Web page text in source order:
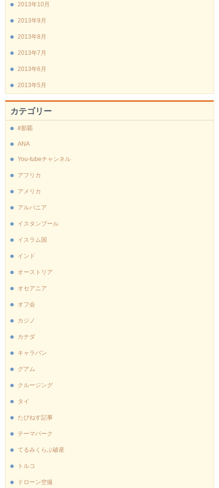
2013年10月
2013年9月
2013年8月
2013年7月
2013年6月
2013年5月
カテゴリー
#那覇
ANA
You-tubeチャンネル
アフリカ
アメリカ
アルバニア
イスタンブール
イスラム国
インド
オーストリア
オセアニア
オフ会
カジノ
カナダ
キャラバン
グアム
クルージング
タイ
たびねす記事
テーマパーク
てるみくらぶ破産
トルコ
ドローン空撮